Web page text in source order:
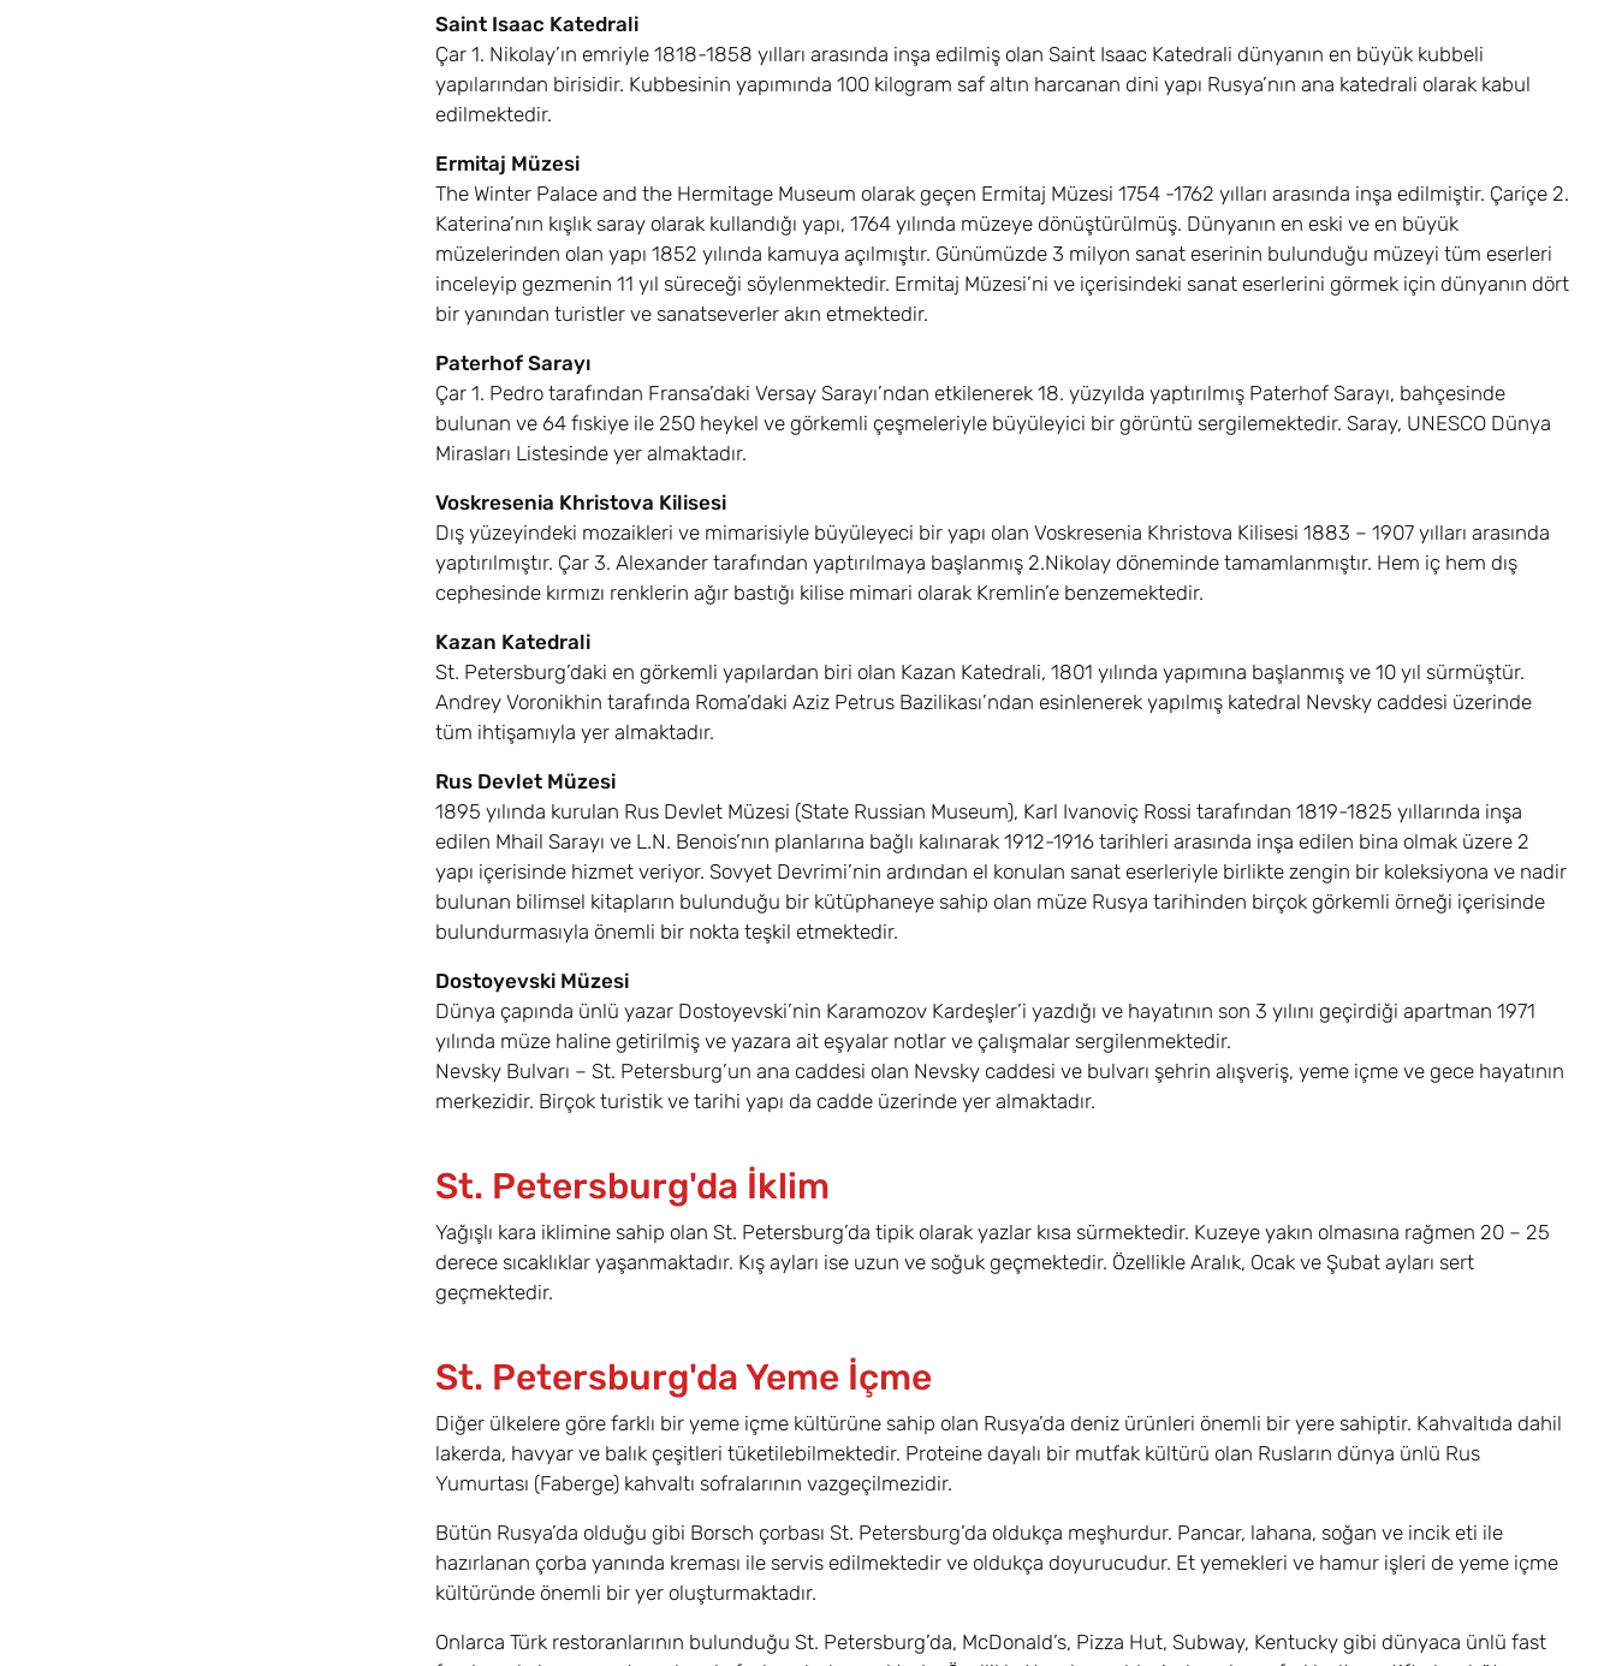
Saint Isaac Katedrali
Çar 1. Nikolay’ın emriyle 1818-1858 yılları arasında inşa edilmiş olan Saint Isaac Katedrali dünyanın en büyük kubbeli
yapılarından birisidir. Kubbesinin yapımında 100 kilogram saf altın harcanan dini yapı Rusya’nın ana katedrali olarak kabul
edilmektedir.
Ermitaj Müzesi
The Winter Palace and the Hermitage Museum olarak geçen Ermitaj Müzesi 1754 -1762 yılları arasında inşa edilmiştir. Çariçe 2.
Katerina’nın kışlık saray olarak kullandığı yapı, 1764 yılında müzeye dönüştürülmüş. Dünyanın en eski ve en büyük
müzelerinden olan yapı 1852 yılında kamuya açılmıştır. Günümüzde 3 milyon sanat eserinin bulunduğu müzeyi tüm eserleri
inceleyip gezmenin 11 yıl süreceği söylenmektedir. Ermitaj Müzesi’ni ve içerisindeki sanat eserlerini görmek için dünyanın dört
bir yanından turistler ve sanatseverler akın etmektedir.
Paterhof Sarayı
Çar 1. Pedro tarafından Fransa’daki Versay Sarayı’ndan etkilenerek 18. yüzyılda yaptırılmış Paterhof Sarayı, bahçesinde
bulunan ve 64 fıskiye ile 250 heykel ve görkemli çeşmeleriyle büyüleyici bir görüntü sergilemektedir. Saray, UNESCO Dünya
Mirasları Listesinde yer almaktadır.
Voskresenia Khristova Kilisesi
Dış yüzeyindeki mozaikleri ve mimarisiyle büyüleyeci bir yapı olan Voskresenia Khristova Kilisesi 1883 – 1907 yılları arasında
yaptırılmıştır. Çar 3. Alexander tarafından yaptırılmaya başlanmış 2.Nikolay döneminde tamamlanmıştır. Hem iç hem dış
cephesinde kırmızı renklerin ağır bastığı kilise mimari olarak Kremlin’e benzemektedir.
Kazan Katedrali
St. Petersburg’daki en görkemli yapılardan biri olan Kazan Katedrali, 1801 yılında yapımına başlanmış ve 10 yıl sürmüştür.
Andrey Voronikhin tarafında Roma’daki Aziz Petrus Bazilikası’ndan esinlenerek yapılmış katedral Nevsky caddesi üzerinde
tüm ihtişamıyla yer almaktadır.
Rus Devlet Müzesi
1895 yılında kurulan Rus Devlet Müzesi (State Russian Museum), Karl Ivanoviç Rossi tarafından 1819-1825 yıllarında inşa
edilen Mhail Sarayı ve L.N. Benois’nın planlarına bağlı kalınarak 1912-1916 tarihleri arasında inşa edilen bina olmak üzere 2
yapı içerisinde hizmet veriyor. Sovyet Devrimi’nin ardından el konulan sanat eserleriyle birlikte zengin bir koleksiyona ve nadir
bulunan bilimsel kitapların bulunduğu bir kütüphaneye sahip olan müze Rusya tarihinden birçok görkemli örneği içerisinde
bulundurmasıyla önemli bir nokta teşkil etmektedir.
Dostoyevski Müzesi
Dünya çapında ünlü yazar Dostoyevski’nin Karamozov Kardeşler’i yazdığı ve hayatının son 3 yılını geçirdiği apartman 1971
yılında müze haline getirilmiş ve yazara ait eşyalar notlar ve çalışmalar sergilenmektedir.
Nevsky Bulvarı – St. Petersburg’un ana caddesi olan Nevsky caddesi ve bulvarı şehrin alışveriş, yeme içme ve gece hayatının
merkezidir. Birçok turistik ve tarihi yapı da cadde üzerinde yer almaktadır.
St. Petersburg'da İklim
Yağışlı kara iklimine sahip olan St. Petersburg’da tipik olarak yazlar kısa sürmektedir. Kuzeye yakın olmasına rağmen 20 – 25
derece sıcaklıklar yaşanmaktadır. Kış ayları ise uzun ve soğuk geçmektedir. Özellikle Aralık, Ocak ve Şubat ayları sert
geçmektedir.
St. Petersburg'da Yeme İçme
Diğer ülkelere göre farklı bir yeme içme kültürüne sahip olan Rusya’da deniz ürünleri önemli bir yere sahiptir. Kahvaltıda dahil
lakerda, havyar ve balık çeşitleri tüketilebilmektedir. Proteine dayalı bir mutfak kültürü olan Rusların dünya ünlü Rus
Yumurtası (Faberge) kahvaltı sofralarının vazgeçilmezidir.
Bütün Rusya’da olduğu gibi Borsch çorbası St. Petersburg’da oldukça meşhurdur. Pancar, lahana, soğan ve incik eti ile
hazırlanan çorba yanında kreması ile servis edilmektedir ve oldukça doyurucudur. Et yemekleri ve hamur işleri de yeme içme
kültüründe önemli bir yer oluşturmaktadır.
Onlarca Türk restoranlarının bulunduğu St. Petersburg’da, McDonald’s, Pizza Hut, Subway, Kentucky gibi dünyaca ünlü fast